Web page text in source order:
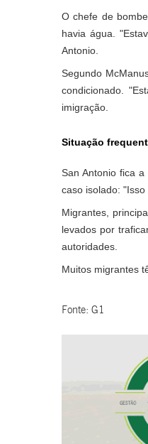
O chefe de
havia água.
Antonio.
Segundo
condicionado.
imigração.
Situação
San Antonio fica
caso isolado:
Migrantes,
levados por
autoridades.
Muitos migrantes
Fonte: G1